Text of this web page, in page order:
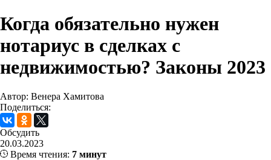
Когда обязательно нужен
нотариус в сделках с
недвижимостью? Законы 2023
Автор: Венера Хамитова
Поделиться:
Обсудить
20.03.2023
Время чтения: 7 минут